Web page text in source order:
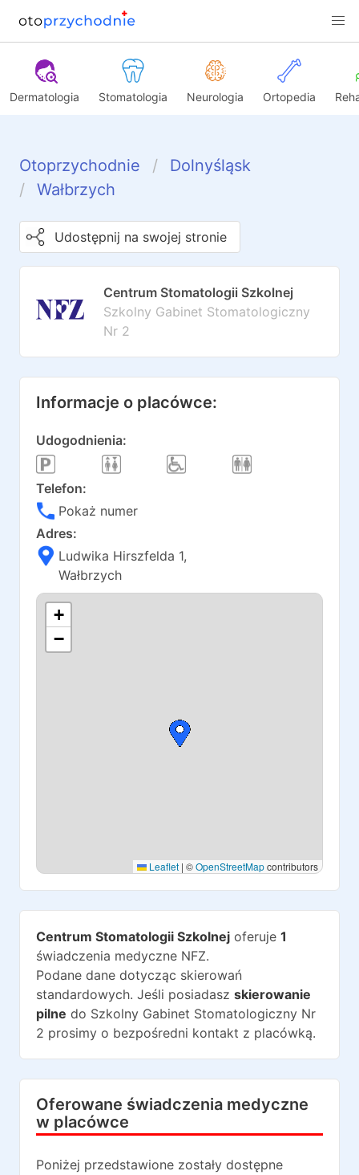
Dermatologia Stomatologia Neurologia Ortopedia
Otoprzychodnie
Dolnyśląsk
Wałbrzych
Udostępnij na swojej stronie
Centrum Stomatologii Szkolnej
Szkolny Gabinet Stomatologiczny
Nr 2
Informacje o placówce:
Udogodnienia:
Telefon:
Pokaż numer
Adres:
Ludwika Hirszfelda 1,
Wałbrzych
+
−
Leaflet | ©OpenStreetMapcontributors
Centrum Stomatologii Szkolnej oferuje 1
świadczenia medyczne NFZ.
Podane dane dotycząc skierowań
standardowych. Jeśli posiadasz skierowanie
pilne do Szkolny Gabinet Stomatologiczny Nr
2 prosimy o bezpośredni kontakt z placówką.
Oferowane świadczenia medyczne
w placówce
Poniżej przedstawione zostały dostępne